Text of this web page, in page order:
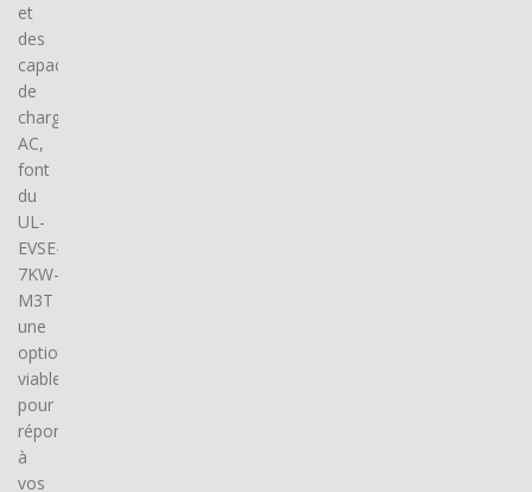
et
des
capacités
de
charge
AC,
font
du
UL-
EVSE-
7KW-
M3T
une
option
viable
pour
répondre
à
vos